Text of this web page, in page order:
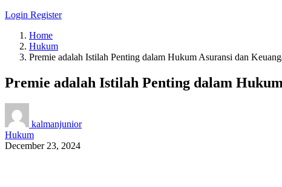
Login Register
Home
Hukum
Premie adalah Istilah Penting dalam Hukum Asuransi dan
Premie adalah Istilah Penting dalam
kalmanjunior
Hukum
December 23, 2024